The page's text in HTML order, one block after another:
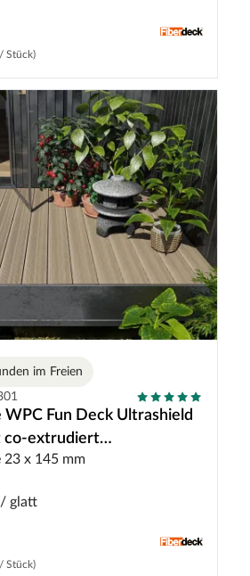
Stück)
im Freien
WPC Fun Deck Ultrashield
co-extrudiert
x 145 mm
glatt
Stück)